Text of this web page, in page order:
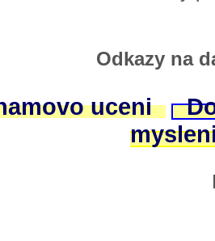
Odkazy na
uceni